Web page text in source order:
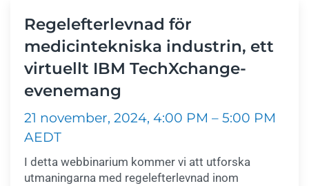
Regelefterlevnad för
medicintekniska industrin, ett
virtuellt IBM TechXchange-
evenemang
21 november, 2024, 4:00 PM – 5:00 PM
AEDT
I detta webbinarium kommer vi att utforska
utmaningarna med regelefterlevnad inom